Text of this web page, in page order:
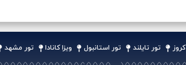
تور تایلند تور استانبول ویزا کانادا تور مشهد